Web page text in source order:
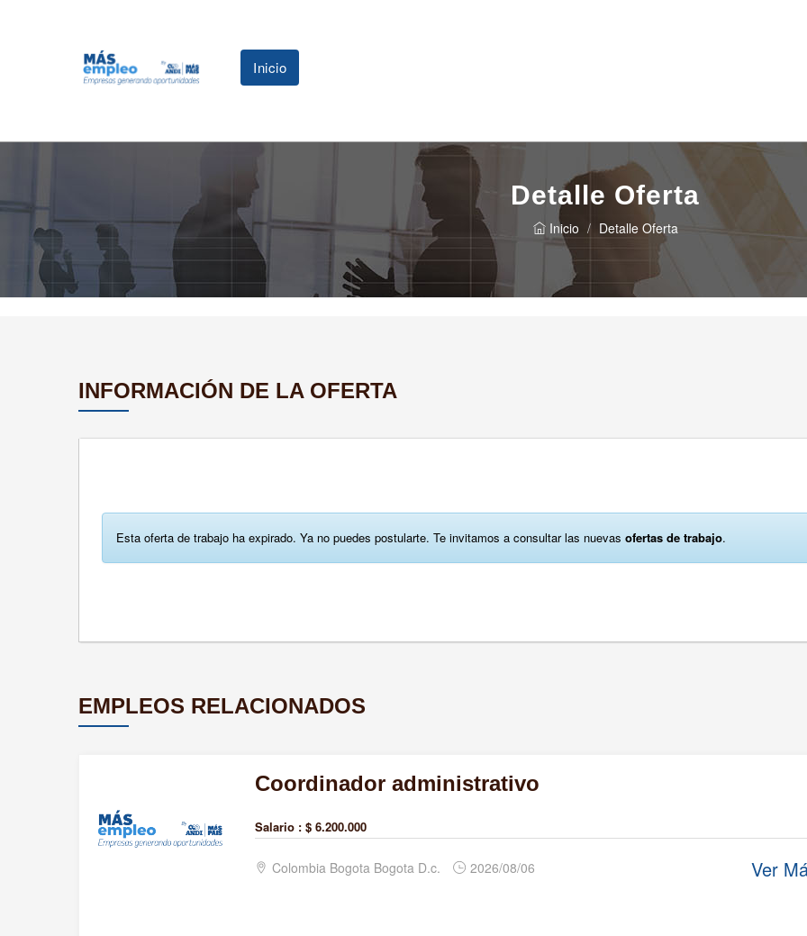
Inicio
Detalle Oferta
Inicio Detalle Oferta
INFORMACIÓN DE LA OFERTA
Esta oferta de trabajo ha expirado. Ya no puedes postularte. Te invitamos a consultar las nuevas ofertas de trabajo.
EMPLEOS RELACIONADOS
Coordinador administrativo
Salario : $ 6.200.000
Colombia Bogota Bogota D.c. 2026/08/06 Ver